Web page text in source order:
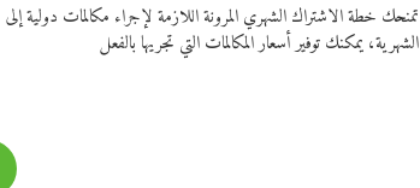
تمنحك خطة الاشتراك الشهري المرونة اللازمة لإجراء مكالمات
الشهرية، يمكنك توفير أسعار المكالمات التي تجريها بالفعل